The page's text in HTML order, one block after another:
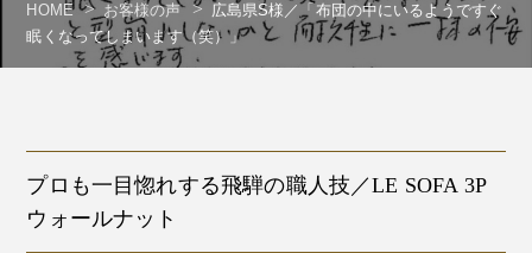
HOME お客様の声
広島県S様／「布団の中にいるようですぐ
眠くなってしまいます（笑）」
プロも一目惚れする飛騨の職人技／LE SOFA 3P
ウォールナット